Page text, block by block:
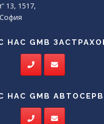
13, 1517,
НАС GMB
НАС GMB